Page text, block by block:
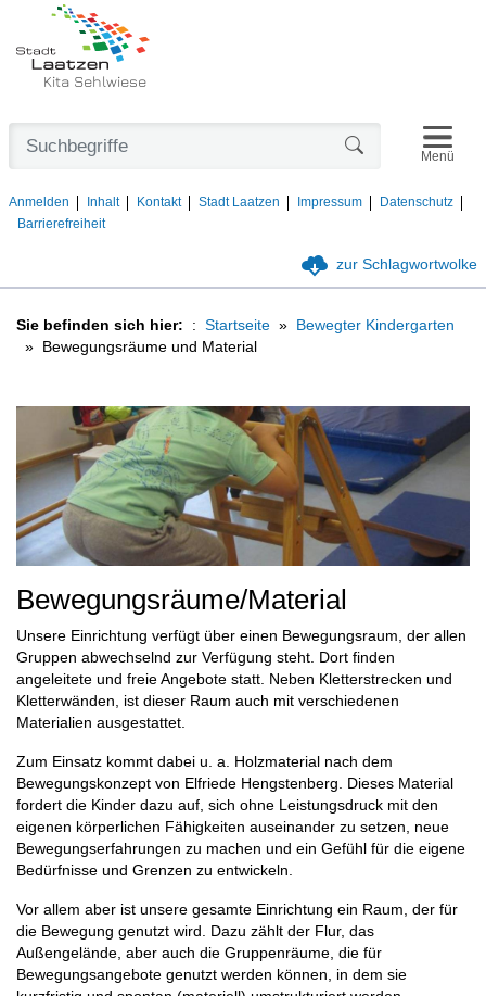
Kita Sehlwiese
Anmelden Inhalt Kontakt Stadt Laatzen Impressum
Datenschutz
Barrierefreiheit
Menü
zur Schlagwortwolke
Sie befinden sich hier: Startseite
Bewegter Kindergarten
Bewegungsräume und Material
Bewegungsräume/Material
Unsere Einrichtung verfügt über einen Bewegungsraum, der allen
Gruppen abwechselnd zur Verfügung steht. Dort finden
angeleitete und freie Angebote statt. Neben Kletterstrecken und
Kletterwänden, ist dieser Raum auch mit verschiedenen
Materialien ausgestattet.
Zum Einsatz kommt dabei u. a. Holzmaterial nach dem
Bewegungskonzept von Elfriede Hengstenberg. Dieses Material
fordert die Kinder dazu auf, sich ohne Leistungsdruck mit den
eigenen körperlichen Fähigkeiten auseinander zu setzen, neue
Bewegungserfahrungen zu machen und ein Gefühl für die eigene
Bedürfnisse und Grenzen zu entwickeln.
Vor allem aber ist unsere gesamte Einrichtung ein Raum, der für
die Bewegung genutzt wird. Dazu zählt der Flur, das
Außengelände, aber auch die Gruppenräume, die für
Bewegungsangebote genutzt werden können, in dem sie